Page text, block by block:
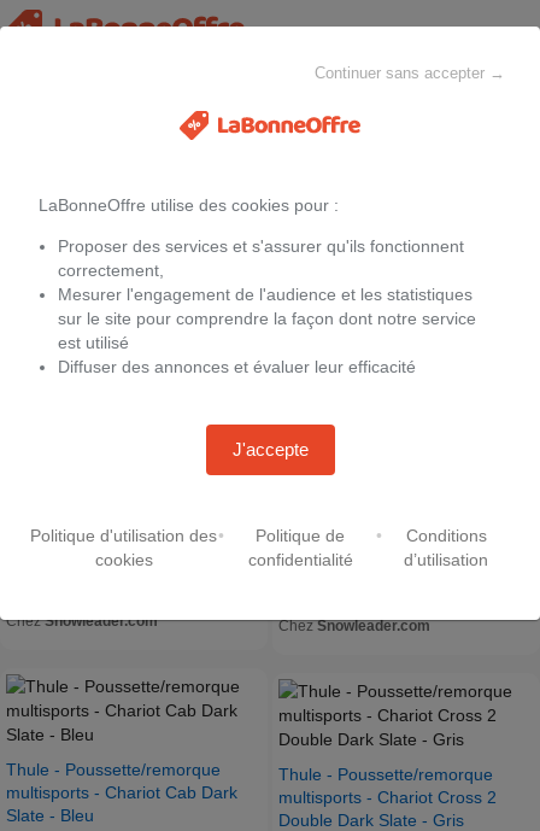
Les offres actuelles sur
Nous avons ajouté ci-dessous des offres non promotionnelles, elles
peuvent vous aider à faire de bonnes affaires.
Thule - Kit course à pied pour
155,90 €
ChezSnowleader.com
Thule - Poussette/remorque
multisports - Chariot Cab Dark
Slate - Bleu
Thule - Poussette/remorque
-10 % 1 394,90 € 1 549,90 €
ChezSnowleader.com
Thule - Poussette/remorque
multisports - Chariot Cross 2
Double Dark Slate - Gris
Continuer sans accepter →
LaBonneOffre utilise des cookies pour :
Proposer des services et s'assurer qu'ils fonctionnent
correctement,
Mesurer l'engagement de l'audience et les statistiques
sur le site pour comprendre la façon dont notre service
est utilisé
Diffuser des annonces et évaluer leur efficacité
J'accepte
Politique d'utilisation des
cookies
•
Politique de
confidentialité
•
Conditions
d’utilisation